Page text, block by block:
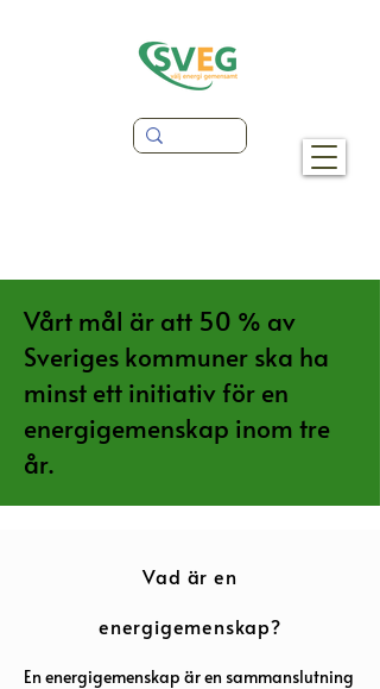
Vårt mål är att 50 % av
Sveriges kommuner ska ha
minst ett initiativ för en
energigemenskap inom tre
år.
Vad är en
energigemenskap?
En energigemenskap är en sammanslutning